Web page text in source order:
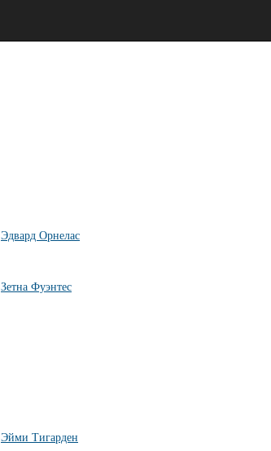
Эдвард Орнелас
Зетна Фуэнтес
Эйми Тигарден